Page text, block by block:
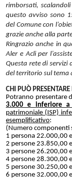
rimborsati,
questo avviso sono
del Comune con
grazie anche alla
Ringrazio anche in
Aler e Acli per
Questa rete di servizi
del territorio sul tema
CHI PUÒ
Potranno presentare
3.000 e inferiore a
patrimoniale (ISP)
esemplificativo:
(Numero componenti
1 persona 22.000,00
2 persone 23.850,00
3 persone 26.200,00
4 persone 28.300,00
5 persone 30.250,00
6 persone 32.000,00